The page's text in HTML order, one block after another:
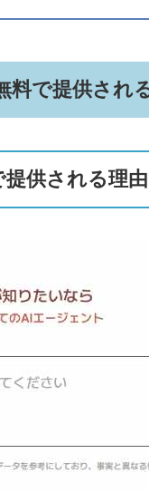
料で提供され
提供される理由